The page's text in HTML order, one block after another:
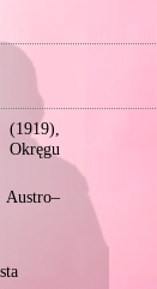
Okręgu